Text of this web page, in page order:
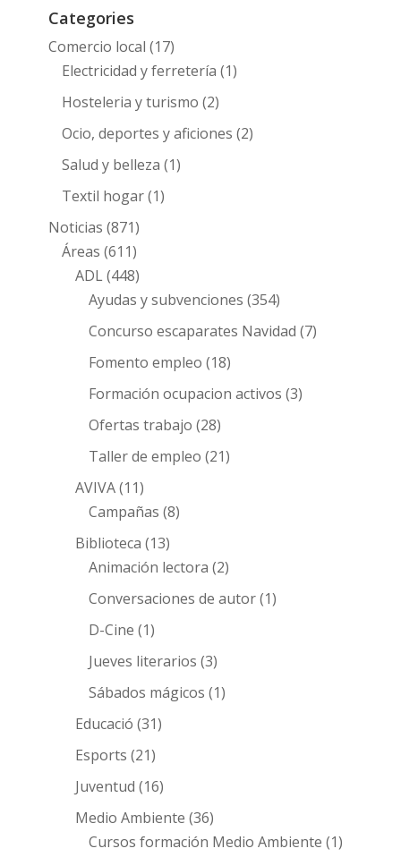
Categories
Comercio local (17)
Electricidad y ferretería (1)
Hosteleria y turismo (2)
Ocio, deportes y aficiones (2)
Salud y belleza (1)
Textil hogar(1)
Noticias (871)
Áreas (611)
ADL(448)
Ayudas y subvenciones (354)
Concurso escaparates Navidad (7)
Fomento empleo (18)
Formación ocupacion activos (3)
Ofertas trabajo (28)
Taller de empleo (21)
AVIVA(11)
Campañas (8)
Biblioteca (13)
Animación lectora (2)
Conversaciones de autor(1)
D-Cine (1)
Jueves literarios (3)
Sábados mágicos (1)
Educació (31)
Esports (21)
Juventud (16)
Medio Ambiente (36)
Cursos formación Medio Ambiente (1)